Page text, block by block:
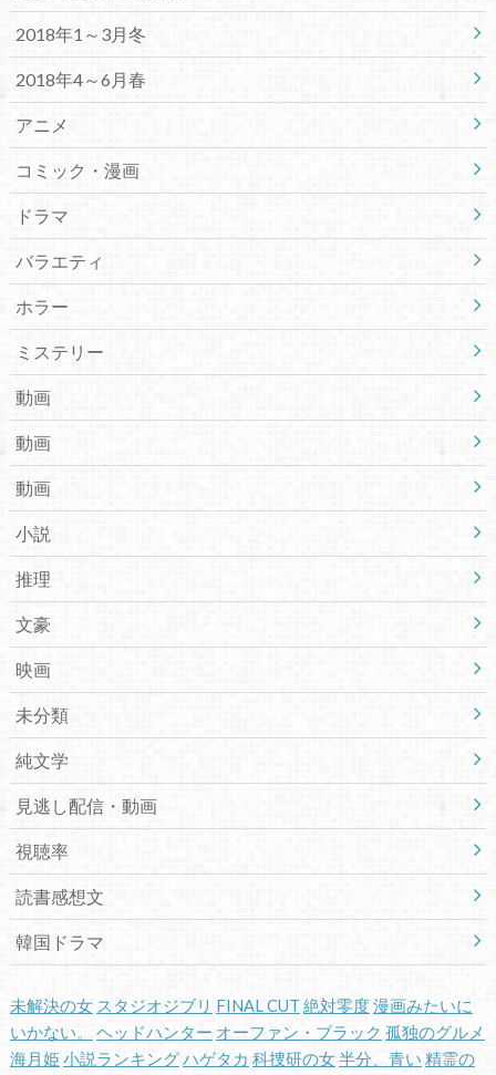
2018年1～3月冬
2018年4～6月春
アニメ
コミック・漫画
ドラマ
バラエティ
ホラー
ミステリー
動画
動画
動画
小説
推理
文豪
映画
未分類
純文学
見逃し配信・動画
視聴率
読書感想文
韓国ドラマ
未解決の女 スタジオジブリ FINAL CUT 絶対零度漫画みたいに
いかない。
ヘッドハンター オーファン・ブラック 孤独のグルメ
海月姫 小説ランキングハゲタカ 科捜研の女半分、青い 精霊の